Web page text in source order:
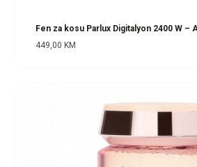
Fen za kosu Parlux Digitalyon 2400 W –
449,00 KM